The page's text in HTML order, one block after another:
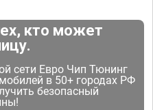
кто может
сети Евро Чип Тюнинг
в 50+ городах РФ
безопасный